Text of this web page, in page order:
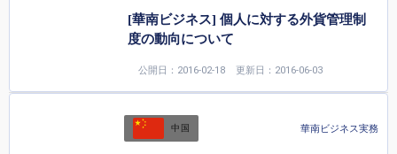
[華南ビジネス] 個人に対する外貨管理制
度の動向について
公開日：2016-02-18 更新日：2016-06-03
中国 華南ビジネス実務